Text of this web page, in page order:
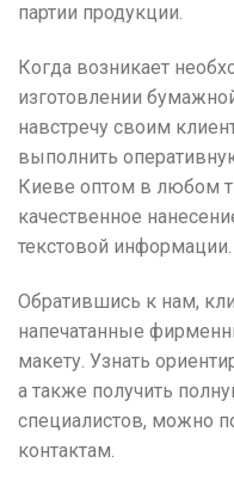
партии продукции.
Когда возникает
изготовлении
навстречу своим
выполнить
Киеве оптом в любом
качественное
текстовой информации.
Обратившись к нам,
напечатанные
макету. Узнать
а также получить
специалистов, можно
контактам.